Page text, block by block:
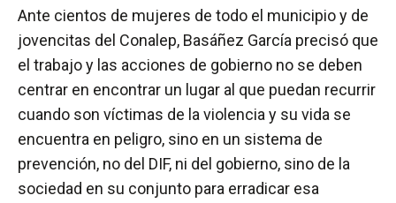
Ante cientos de mujeres de todo el municipio y de
jovencitas del Conalep, Basáñez García precisó que
el trabajo y las acciones de gobierno no se deben
centrar en encontrar un lugar al que puedan recurrir
cuando son víctimas de la violencia y su vida se
encuentra en peligro, sino en un sistema de
prevención, no del DIF, ni del gobierno, sino de la
sociedad en su conjunto para erradicar esa